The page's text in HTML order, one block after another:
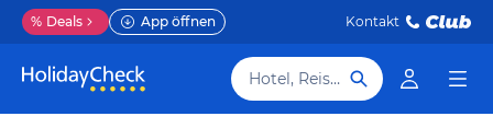
% Deals App öffnen Kontakt
Hotel, Reiseziel